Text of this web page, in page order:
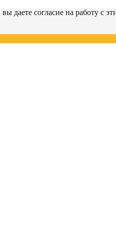
даете согласие на работу с